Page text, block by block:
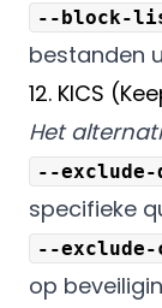
--block-
bestanden
12. KICS
Het
--exclude-
specifieke
--exclude-
op